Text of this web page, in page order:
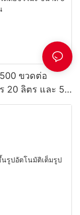
ขวดต่อ
20 ลิตร และ 5